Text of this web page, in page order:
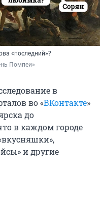
«последний»?
Помпеи»
в
во «ВКонтакте»
до
в каждом городе
и другие